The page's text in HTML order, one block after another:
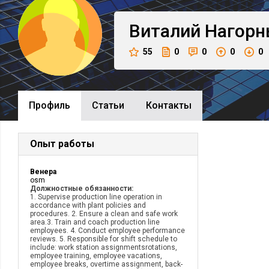
Виталий
55 0 0 0 0
Профиль Cтатьи Контакты
Опыт работы
Венера
osm
Должностные обязанности:
1. Supervise production line operation in
accordance with plant policies and
procedures. 2. Ensure a clean and safe work
area.3. Train and coach production line
employees. 4. Conduct employee performance
reviews. 5. Responsible for shift schedule to
include: work station assignmentsrotations,
employee training, employee vacations,
employee breaks, overtime assignment, back-